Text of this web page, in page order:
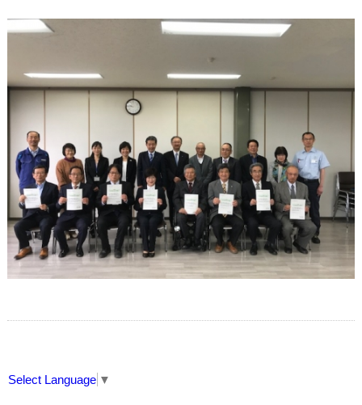
Select Language ▼